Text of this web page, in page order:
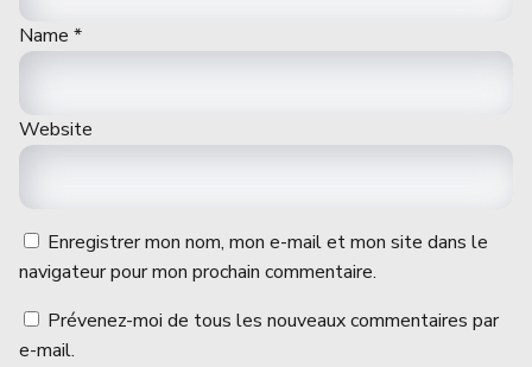
Name *
Website
Enregistrer mon nom, mon e-mail et mon site dans le
navigateur pour mon prochain commentaire.
Prévenez-moi de tous les nouveaux commentaires par
e-mail.